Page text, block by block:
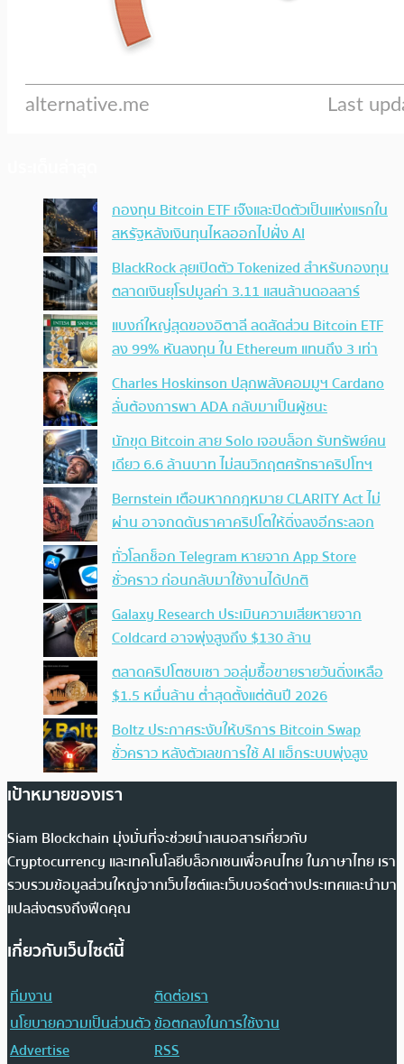
กองทุน Bitcoin ETF เจ๊งและปิดตัวเป็นแห่งแรกใน
สหรัฐหลังเงินทุนไหลออกไปฝั่ง AI
BlackRock ลุยเปิดตัว Tokenized สำหรับกองทุน
ตลาดเงินยุโรปมูลค่า 3.11 แสนล้านดอลลาร์
แบงก์ใหญ่สุดของอิตาลี ลดสัดส่วน Bitcoin ETF
ลง 99% หันลงทุน ใน Ethereum แทนถึง 3 เท่า
Charles Hoskinson ปลุกพลังคอมมูฯ Cardano
ลั่นต้องการพา ADA กลับมาเป็นผู้ชนะ
นักขุด Bitcoin สาย Solo เจอบล็อก รับทรัพย์คน
เดียว 6.6 ล้านบาท ไม่สนวิกฤตศรัทธาคริปโทฯ
Bernstein เตือนหากกฎหมาย CLARITY Act ไม่
ผ่าน อาจกดดันราคาคริปโตให้ดิ่งลงอีกระลอก
ทั่วโลกช็อก Telegram หายจาก App Store
ชั่วคราว ก่อนกลับมาใช้งานได้ปกติ
Galaxy Research ประเมินความเสียหายจาก
Coldcard อาจพุ่งสูงถึง $130 ล้าน
ตลาดคริปโตซบเซา วอลุ่มซื้อขายรายวันดิ่งเหลือ
$1.5 หมื่นล้าน ต่ำสุดตั้งแต่ต้นปี 2026
Boltz ประกาศระงับให้บริการ Bitcoin Swap
ชั่วคราว หลังตัวเลขการใช้ AI แฮ็กระบบพุ่งสูง
เป้าหมายของเรา
Siam Blockchain มุ่งมั่นที่จะช่วยนำเสนอสารเกี่ยวกับ
Cryptocurrency และเทคโนโลยีบล็อกเชนเพื่อคนไทย ในภาษาไทย เรา
รวบรวมข้อมูลส่วนใหญ่จากเว็บไซต์และเว็บบอร์ดต่างประเทศและนำมา
แปลส่งตรงถึงฟีดคุณ
เกี่ยวกับเว็บไซต์นี้
ทีมงาน
ติดต่อเรา
นโยบายความเป็นส่วนตัวข้อตกลงในการใช้งาน
Advertise
RSS